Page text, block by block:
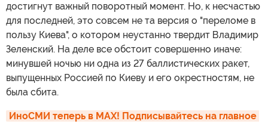
достигнут важный поворотный момент. Но, к несчастью
для последней, это совсем не та версия о "переломе в
пользу Киева", о котором неустанно твердит Владимир
Зеленский. На деле все обстоит совершенно иначе:
минувшей ночью ни одна из 27 баллистических ракет,
выпущенных Россией по Киеву и его окрестностям, не
была сбита.
ИноСМИ теперь в MAX! Подписывайтесь на главное